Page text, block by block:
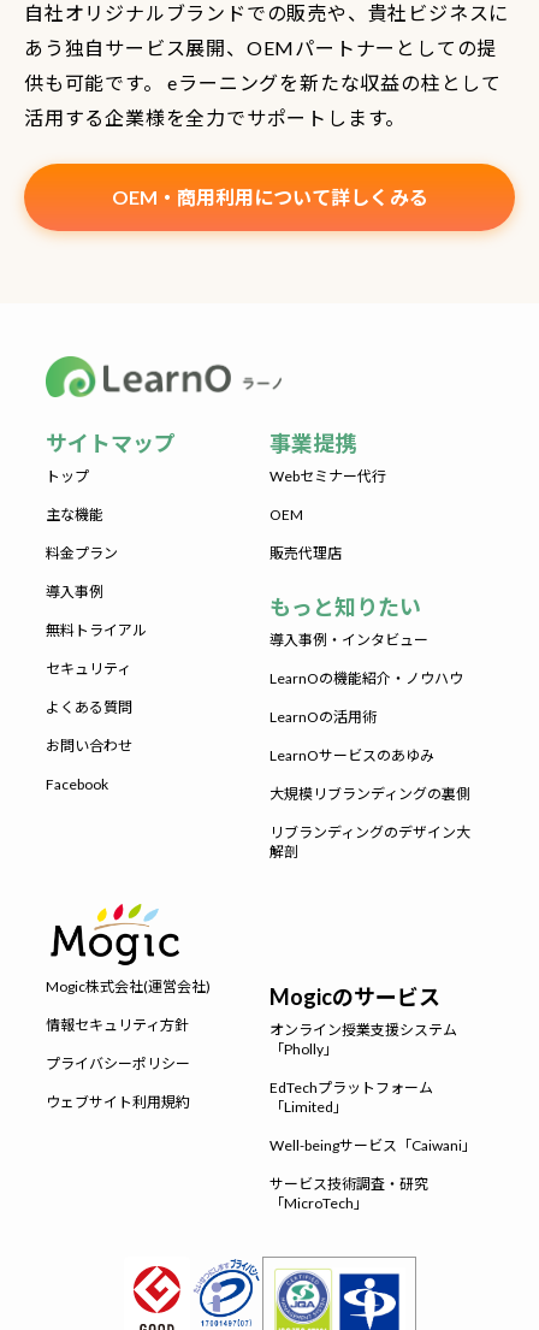
自社オリジナルブランドでの販売や、貴社ビジネスに
あう独自サービス展開、OEMパートナーとしての提
供も可能です。 eラーニングを新たな収益の柱として
活用する企業様を全力でサポートします。
OEM・商用利用について詳しくみる
サイトマップ
トップ
主な機能
料金プラン
導入事例
無料トライアル
セキュリティ
よくある質問
お問い合わせ
Facebook
事業提携
Webセミナー代行
OEM
販売代理店
もっと知りたい
導入事例・インタビュー
LearnOの機能紹介・ノウハウ
LearnOの活用術
LearnOサービスのあゆみ
大規模リブランディングの裏側
リブランディングのデザイン大
解剖
Mogic株式会社(運営会社)
情報セキュリティ方針
プライバシーポリシー
ウェブサイト利用規約
Mogicのサービス
オンライン授業支援システム
「Pholly」
EdTechプラットフォーム
「Limited」
Well-beingサービス「Caiwani」
サービス技術調査・研究
「MicroTech」